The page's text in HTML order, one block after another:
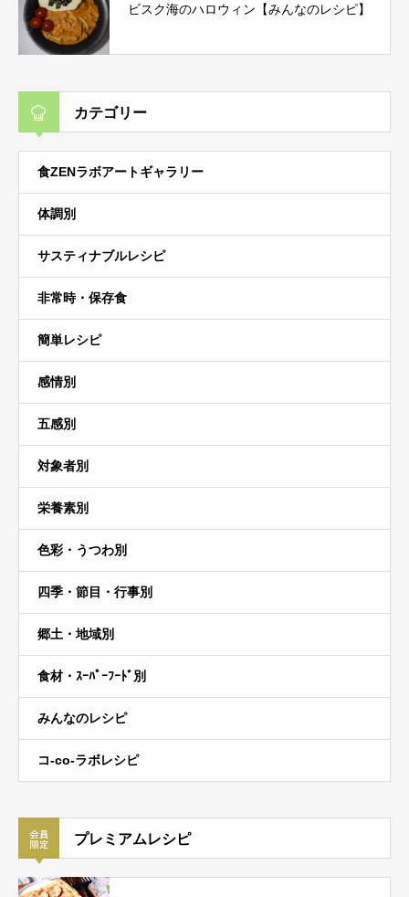
ビスク海のハロウィン【みんなのレシピ】
カテゴリー
食ZENラボアートギャラリー
体調別
サスティナブルレシピ
非常時・保存食
簡単レシピ
感情別
五感別
対象者別
栄養素別
色彩・うつわ別
四季・節目・行事別
郷土・地域別
食材・ｽｰﾊﾟｰﾌｰﾄﾞ別
みんなのレシピ
コ-co-ラボレシピ
プレミアムレシピ